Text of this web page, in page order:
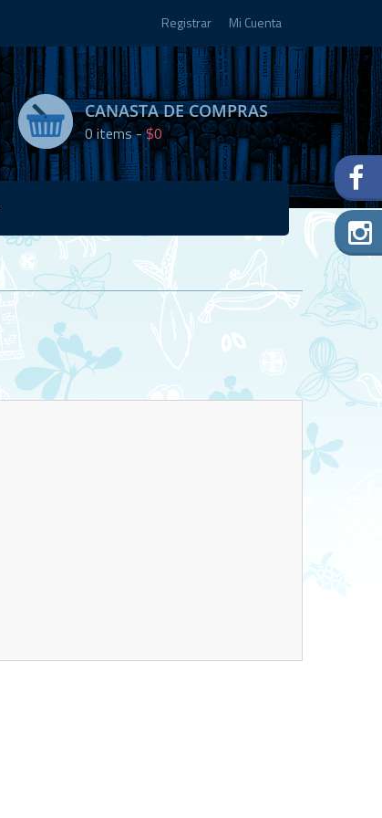
Registrar Mi Cuenta
CANASTA DE COMPRAS
0items -$0